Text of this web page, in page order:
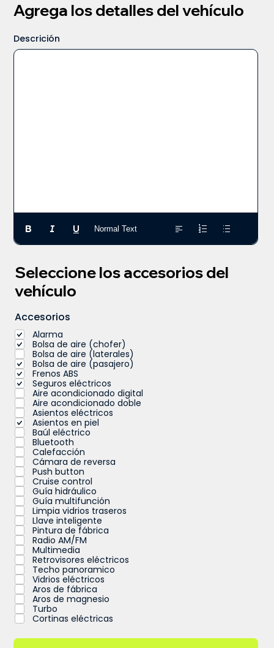
Agrega los detalles del vehículo
Descrición
Normal Text
Seleccione los accesorios del
vehículo
Accesorios
Alarma
Bolsa de aire (chofer)
Bolsa de aire (laterales)
Bolsa de aire (pasajero)
Frenos ABS
Seguros eléctricos
Aire acondicionado digital
Aire acondicionado doble
Asientos eléctricos
Asientos en piel
Baúl eléctrico
Bluetooth
Calefacción
Cámara de reversa
Push button
Cruise control
Guía hidráulico
Guía multifunción
Limpia vidrios traseros
Llave inteligente
Pintura de fábrica
Radio AM/FM
Multimedia
Retrovisores eléctricos
Techo panoramico
Vidrios eléctricos
Aros de fábrica
Aros de magnesio
Turbo
Cortinas eléctricas